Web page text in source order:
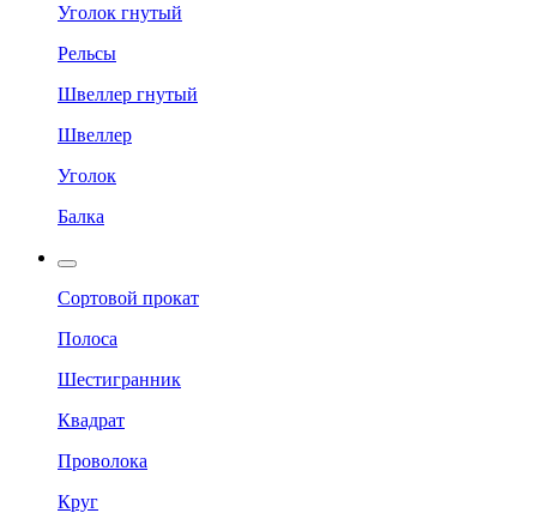
Уголок гнутый
Рельсы
Швеллер гнутый
Швеллер
Уголок
Балка
Сортовой прокат
Полоса
Шестигранник
Квадрат
Проволока
Круг